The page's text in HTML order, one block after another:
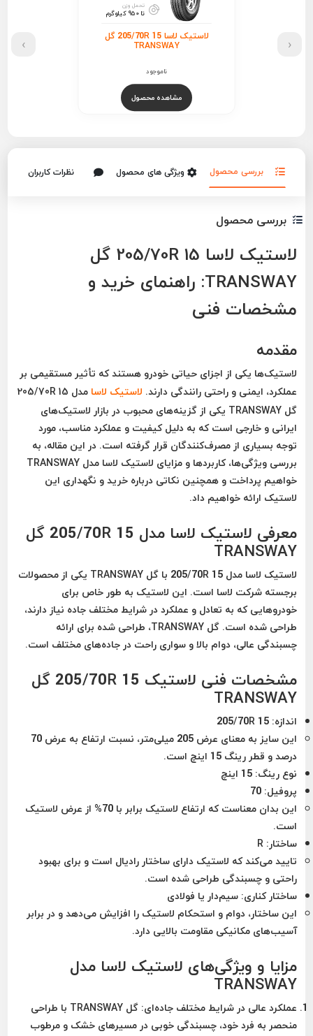
تحمل وزن
تا 950 کیلوگرم
لاستیک لاسا 205/70R 15 گل
TRANSWAY
ناموجود
مشاهده محصول
‹
›
بررسی محصول ویژگی های محصول نظرات کاربران
بررسی محصول
لاستیک لاسا 205/70R 15 گل
TRANSWAY: راهنمای خرید و
مشخصات فنی
مقدمه
لاستیک‌ها یکی از اجزای حیاتی خودرو هستند که تأثیر مستقیمی بر
عملکرد، ایمنی و راحتی رانندگی دارند. لاستیک لاسا مدل 205/70R 15
گل TRANSWAY
یکی از گزینه‌های محبوب در بازار لاستیک‌های
ایرانی و خارجی است که به دلیل کیفیت و عملکرد مناسب، مورد
توجه بسیاری از مصرف‌کنندگان قرار گرفته است. در این مقاله، به
بررسی ویژگی‌ها، کاربردها و مزایای لاستیک لاسا مدل TRANSWAY
خواهیم پرداخت و همچنین نکاتی درباره خرید و نگهداری این
لاستیک ارائه خواهیم داد.
معرفی لاستیک لاسا مدل 205/70R 15 گل
TRANSWAY
لاستیک لاسا مدل 205/70R 15 با گل TRANSWAY یکی از محصولات
برجسته شرکت لاسا است. این لاستیک به طور خاص برای
خودروهایی که به تعادل و عملکرد در شرایط مختلف جاده نیاز دارند،
طراحی شده است. گل TRANSWAY، طراحی شده برای ارائه
چسبندگی عالی، دوام بالا و سواری راحت در جاده‌های مختلف است.
مشخصات فنی لاستیک 205/70R 15 گل
TRANSWAY
اندازه: 205/70R 15
این سایز به معنای عرض 205 میلی‌متر، نسبت ارتفاع به عرض 70
درصد و قطر رینگ 15 اینچ است.
نوع رینگ: 15 اینچ
پروفیل: 70
این بدان معناست که ارتفاع لاستیک برابر با 70% از عرض لاستیک
است.
ساختار: R
تایید می‌کند که لاستیک دارای ساختار رادیال است و برای بهبود
راحتی و چسبندگی طراحی شده است.
ساختار کناری: سیم‌دار یا فولادی
این ساختار، دوام و استحکام لاستیک را افزایش می‌دهد و در برابر
آسیب‌های مکانیکی مقاومت بالایی دارد.
مزایا و ویژگی‌های لاستیک لاسا مدل
TRANSWAY
عملکرد عالی در شرایط مختلف جاده‌ای
: گل TRANSWAY با طراحی
منحصر به فرد خود، چسبندگی خوبی در مسیرهای خشک و مرطوب